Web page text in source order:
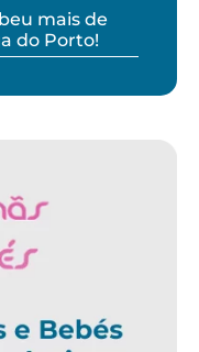
mais de
do Porto!